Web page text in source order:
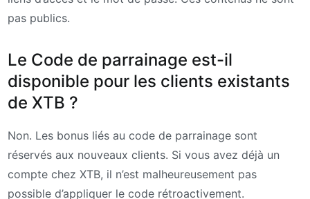
pas publics.
Le Code de parrainage est-il
disponible pour les clients existants
de XTB ?
Non. Les bonus liés au code de parrainage sont
réservés aux nouveaux clients. Si vous avez déjà un
compte chez XTB, il n’est malheureusement pas
possible d’appliquer le code rétroactivement.